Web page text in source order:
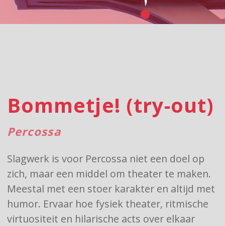
Bommetje! (try-out)
Percossa
Slagwerk is voor Percossa niet een doel op
zich, maar een middel om theater te maken.
Meestal met een stoer karakter en altijd met
humor. Ervaar hoe fysiek theater, ritmische
virtuositeit en hilarische acts over elkaar